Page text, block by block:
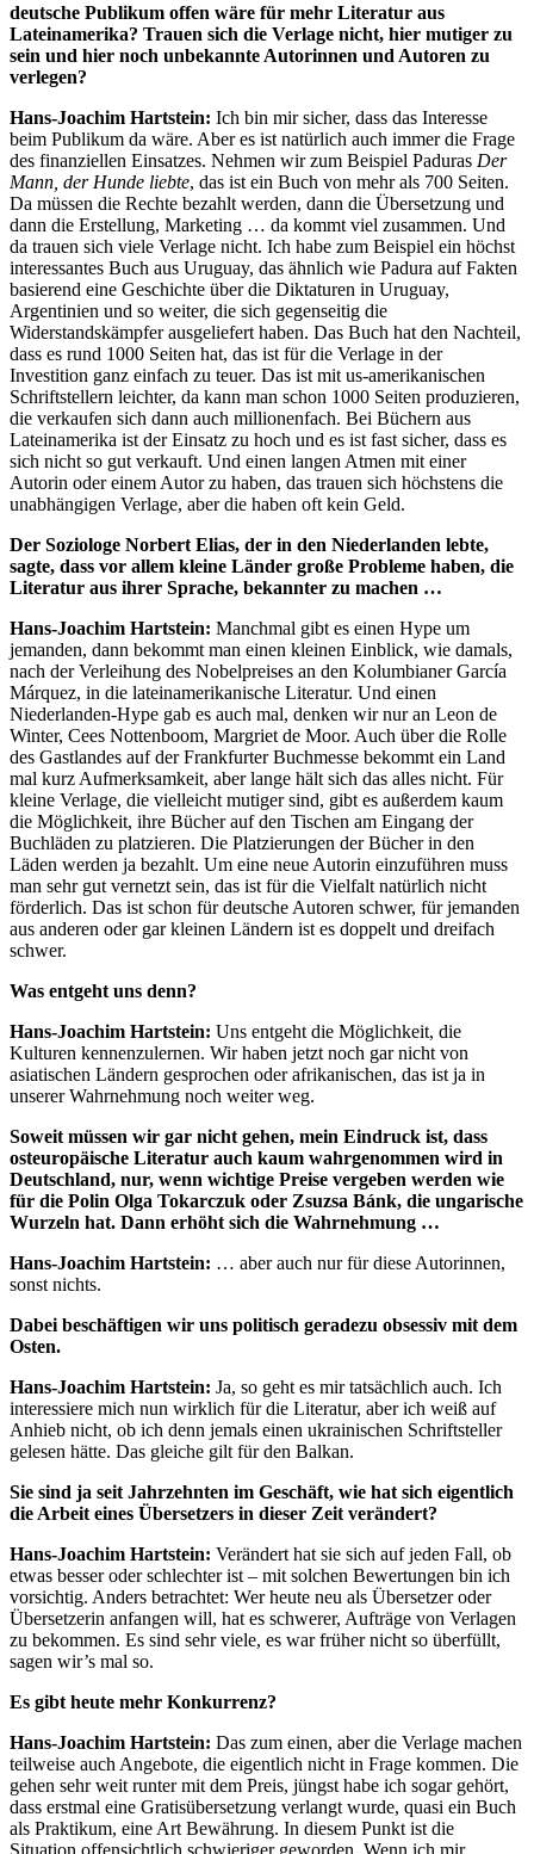
deutsche Publikum offen wäre für mehr Literatur aus
Lateinamerika? Trauen sich die Verlage nicht, hier mutiger zu
sein und hier noch unbekannte Autorinnen und Autoren zu
verlegen?
Hans-Joachim Hartstein: Ich bin mir sicher, dass das Interesse
beim Publikum da wäre. Aber es ist natürlich auch immer die Frage
des finanziellen Einsatzes. Nehmen wir zum Beispiel Paduras Der
Mann, der Hunde liebte, das ist ein Buch von mehr als 700 Seiten.
Da müssen die Rechte bezahlt werden, dann die Übersetzung und
dann die Erstellung, Marketing … da kommt viel zusammen. Und
da trauen sich viele Verlage nicht. Ich habe zum Beispiel ein höchst
interessantes Buch aus Uruguay, das ähnlich wie Padura auf Fakten
basierend eine Geschichte über die Diktaturen in Uruguay,
Argentinien und so weiter, die sich gegenseitig die
Widerstandskämpfer ausgeliefert haben. Das Buch hat den Nachteil,
dass es rund 1000 Seiten hat, das ist für die Verlage in der
Investition ganz einfach zu teuer. Das ist mit us-amerikanischen
Schriftstellern leichter, da kann man schon 1000 Seiten produzieren,
die verkaufen sich dann auch millionenfach. Bei Büchern aus
Lateinamerika ist der Einsatz zu hoch und es ist fast sicher, dass es
sich nicht so gut verkauft. Und einen langen Atmen mit einer
Autorin oder einem Autor zu haben, das trauen sich höchstens die
unabhängigen Verlage, aber die haben oft kein Geld.
Der Soziologe Norbert Elias, der in den Niederlanden lebte,
sagte, dass vor allem kleine Länder große Probleme haben, die
Literatur aus ihrer Sprache, bekannter zu machen …
Hans-Joachim Hartstein: Manchmal gibt es einen Hype um
jemanden, dann bekommt man einen kleinen Einblick, wie damals,
nach der Verleihung des Nobelpreises an den Kolumbianer García
Márquez, in die lateinamerikanische Literatur. Und einen
Niederlanden-Hype gab es auch mal, denken wir nur an Leon de
Winter, Cees Nottenboom, Margriet de Moor. Auch über die Rolle
des Gastlandes auf der Frankfurter Buchmesse bekommt ein Land
mal kurz Aufmerksamkeit, aber lange hält sich das alles nicht. Für
kleine Verlage, die vielleicht mutiger sind, gibt es außerdem kaum
die Möglichkeit, ihre Bücher auf den Tischen am Eingang der
Buchläden zu platzieren. Die Platzierungen der Bücher in den
Läden werden ja bezahlt. Um eine neue Autorin einzuführen muss
man sehr gut vernetzt sein, das ist für die Vielfalt natürlich nicht
förderlich. Das ist schon für deutsche Autoren schwer, für jemanden
aus anderen oder gar kleinen Ländern ist es doppelt und dreifach
schwer.
Was entgeht uns denn?
Hans-Joachim Hartstein: Uns entgeht die Möglichkeit, die
Kulturen kennenzulernen. Wir haben jetzt noch gar nicht von
asiatischen Ländern gesprochen oder afrikanischen, das ist ja in
unserer Wahrnehmung noch weiter weg.
Soweit müssen wir gar nicht gehen, mein Eindruck ist, dass
osteuropäische Literatur auch kaum wahrgenommen wird in
Deutschland, nur, wenn wichtige Preise vergeben werden wie
für die Polin Olga Tokarczuk oder Zsuzsa Bánk, die ungarische
Wurzeln hat. Dann erhöht sich die Wahrnehmung …
Hans-Joachim Hartstein: … aber auch nur für diese Autorinnen,
sonst nichts.
Dabei beschäftigen wir uns politisch geradezu obsessiv mit dem
Osten.
Hans-Joachim Hartstein: Ja, so geht es mir tatsächlich auch. Ich
interessiere mich nun wirklich für die Literatur, aber ich weiß auf
Anhieb nicht, ob ich denn jemals einen ukrainischen Schriftsteller
gelesen hätte. Das gleiche gilt für den Balkan.
Sie sind ja seit Jahrzehnten im Geschäft, wie hat sich eigentlich
die Arbeit eines Übersetzers in dieser Zeit verändert?
Hans-Joachim Hartstein: Verändert hat sie sich auf jeden Fall, ob
etwas besser oder schlechter ist – mit solchen Bewertungen bin ich
vorsichtig. Anders betrachtet: Wer heute neu als Übersetzer oder
Übersetzerin anfangen will, hat es schwerer, Aufträge von Verlagen
zu bekommen. Es sind sehr viele, es war früher nicht so überfüllt,
sagen wir’s mal so.
Es gibt heute mehr Konkurrenz?
Hans-Joachim Hartstein: Das zum einen, aber die Verlage machen
teilweise auch Angebote, die eigentlich nicht in Frage kommen. Die
gehen sehr weit runter mit dem Preis, jüngst habe ich sogar gehört,
dass erstmal eine Gratisübersetzung verlangt wurde, quasi ein Buch
als Praktikum, eine Art Bewährung. In diesem Punkt ist die
Situation offensichtlich schwieriger geworden. Wenn ich mir